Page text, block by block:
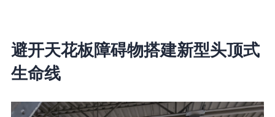
避开天花板障碍物搭建新型头顶式
生命线